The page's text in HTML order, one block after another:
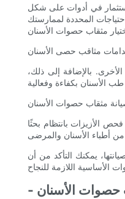
في أدوات على شكل
المحددة لممارستك
مثاقب حصى الأسنان
بالإضافة إلى ذلك،
مثقاب حصوات الأسنان
الأزيزات بانتظام بحثًا
يمكنك التأكد من أن
حصوات الأسنان